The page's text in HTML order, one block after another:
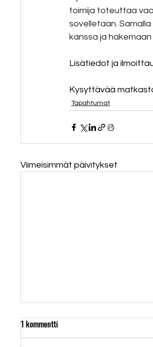
toimija toteuttaa
sovelletaan.
kanssa ja
Lisätiedot ja
Kysyttävää
Tapahtumat
Viimeisimmät päivitykset
1 kommentti